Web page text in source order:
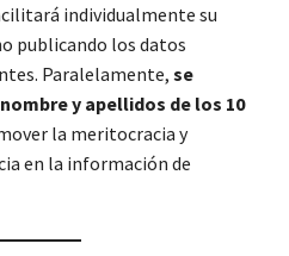
individualmente su
publicando los datos
Paralelamente, se
y apellidos de los 10
la meritocracia y
en la información de